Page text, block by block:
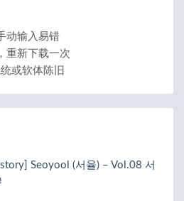
动输入易错
重新下载一次
或软体陈旧
Seoyool (서율) – Vol.08 서